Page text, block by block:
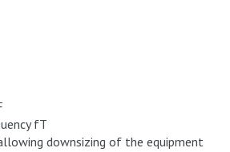
fT
downsizing of the equipment